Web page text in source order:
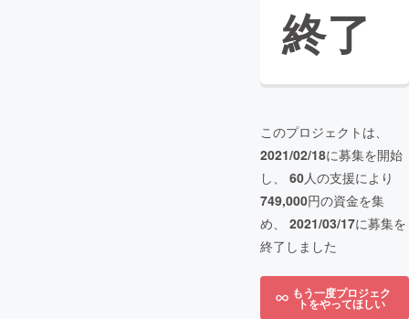
終了
このプロジェクトは、
2021/02/18に募集を開始
し、 60人の支援により
749,000円の資金を集
め、 2021/03/17に募集を
終了しました
もう一度プロジェク
トをやってほしい